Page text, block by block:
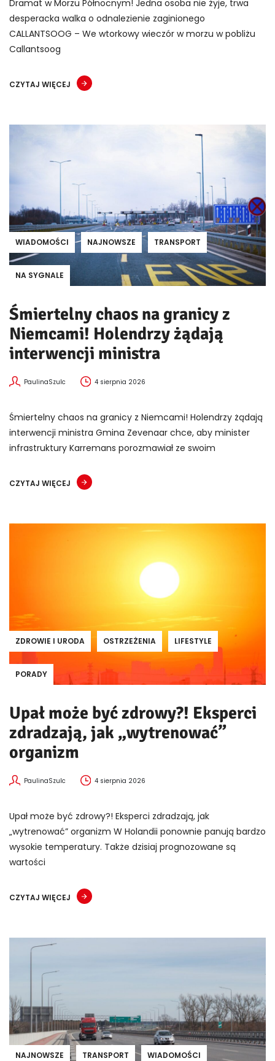
Dramat w Morzu Północnym! Jedna osoba nie żyje, trwa
desperacka walka o odnalezienie zaginionego
CALLANTSOOG – We wtorkowy wieczór w morzu w pobliżu
Callantsoog
CZYTAJ WIĘCEJ
WIADOMOŚCI NAJNOWSZE TRANSPORT
NA SYGNALE
Śmiertelny chaos na granicy z
Niemcami! Holendrzy żądają
interwencji ministra
PaulinaSzulc 4 sierpnia 2026
Śmiertelny chaos na granicy z Niemcami! Holendrzy żądają
interwencji ministra Gmina Zevenaar chce, aby minister
infrastruktury Karremans porozmawiał ze swoim
CZYTAJ WIĘCEJ
ZDROWIE I URODA OSTRZEŻENIA LIFESTYLE
PORADY
Upał może być zdrowy?! Eksperci
zdradzają, jak „wytrenować”
organizm
PaulinaSzulc 4 sierpnia 2026
Upał może być zdrowy?! Eksperci zdradzają, jak
„wytrenować” organizm W Holandii ponownie panują bardzo
wysokie temperatury. Także dzisiaj prognozowane są
wartości
CZYTAJ WIĘCEJ
NAJNOWSZE TRANSPORT WIADOMOŚCI